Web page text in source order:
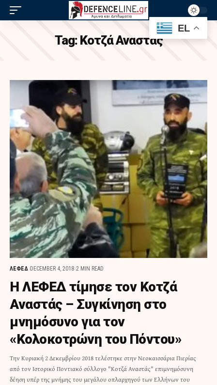
Tag: Κοτζά Αναστάς
ΛΕΦΕΔ DECEMBER 4, 2018 2 MIN READ
Η ΛΕΦΕΔ τίμησε τον Κοτζά
Αναστάς – Συγκίνηση στο
μνημόσυνο για τον
«Κολοκοτρώνη του Πόντου»
Την Κυριακή 2 Δεκεμβρίου 2018 τελέστηκε στην Νεοκαισσάρια Πιερίας
από τον Ιστορικό Ποντιακό σύλλογο "Κοτζά Αναστάς" επιμνημόσυνη
δέηση υπέρ της μνήμης του μεγάλου οπλαρχηγού των Ελλήνων του
EL